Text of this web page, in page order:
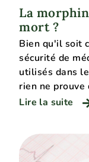
La
mort ?
Bien qu'il soit
sécurité de
utilisés dans
rien ne prouve
Lire la suite